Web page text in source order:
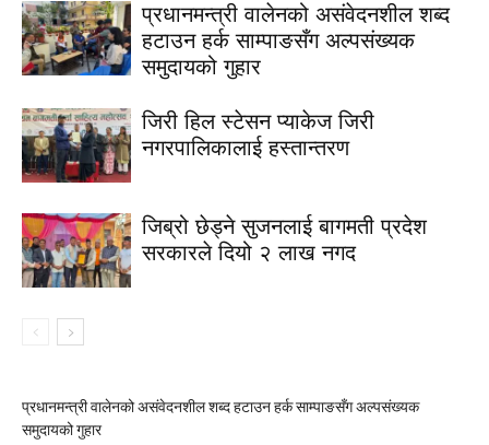
प्रधानमन्त्री वालेनको असंवेदनशील शब्द
हटाउन हर्क साम्पाङसँग अल्पसंख्यक
समुदायको गुहार
जिरी हिल स्टेसन प्याकेज जिरी
नगरपालिकालाई हस्तान्तरण
जिब्रो छेड्ने सुजनलाई बागमती प्रदेश
सरकारले दियो २ लाख नगद
प्रधानमन्त्री वालेनको असंवेदनशील शब्द हटाउन हर्क साम्पाङसँग अल्पसंख्यक
समुदायको गुहार